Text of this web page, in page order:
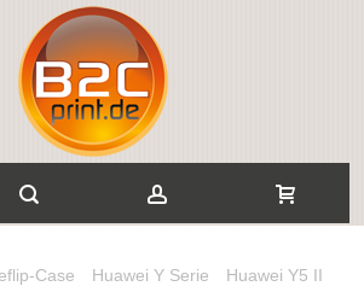
Case Huawei Y Serie Huawei Y5 II